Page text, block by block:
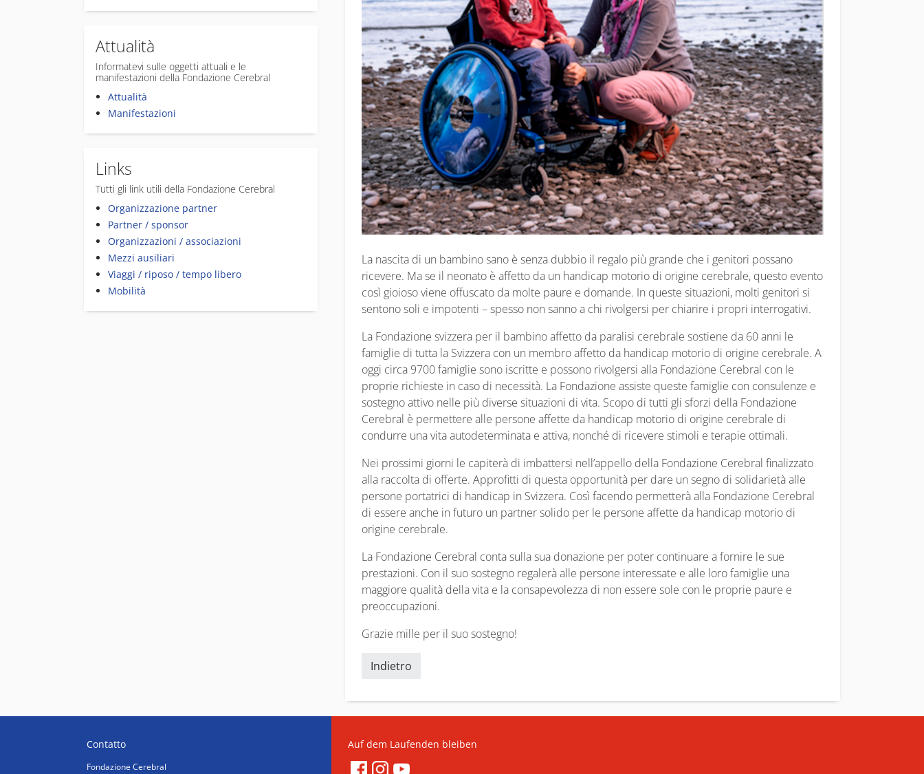
Attualità
Informatevi sulle oggetti attuali e le
manifestazioni della Fondazione Cerebral
Attualità
Manifestazioni
Links
Tutti gli link utili della Fondazione Cerebral
Organizzazione partner
Partner / sponsor
Organizzazioni / associazioni
Mezzi ausiliari
Viaggi / riposo / tempo libero
Mobilità
La nascita di un bambino sano è senza dubbio il regalo più grande che i genitori possano
ricevere. Ma se il neonato è affetto da un handicap motorio di origine cerebrale, questo evento
così gioioso viene offuscato da molte paure e domande. In queste situazioni, molti genitori si
sentono soli e impotenti – spesso non sanno a chi rivolgersi per chiarire i propri interrogativi.
La Fondazione svizzera per il bambino affetto da paralisi cerebrale sostiene da 60 anni le
famiglie di tutta la Svizzera con un membro affetto da handicap motorio di origine cerebrale. A
oggi circa 9700 famiglie sono iscritte e possono rivolgersi alla Fondazione Cerebral con le
proprie richieste in caso di necessità. La Fondazione assiste queste famiglie con consulenze e
sostegno attivo nelle più diverse situazioni di vita. Scopo di tutti gli sforzi della Fondazione
Cerebral è permettere alle persone affette da handicap motorio di origine cerebrale di
condurre una vita autodeterminata e attiva, nonché di ricevere stimoli e terapie ottimali.
Nei prossimi giorni le capiterà di imbattersi nell’appello della Fondazione Cerebral finalizzato
alla raccolta di offerte. Approfitti di questa opportunità per dare un segno di solidarietà alle
persone portatrici di handicap in Svizzera. Così facendo permetterà alla Fondazione Cerebral
di essere anche in futuro un partner solido per le persone affette da handicap motorio di
origine cerebrale.
La Fondazione Cerebral conta sulla sua donazione per poter continuare a fornire le sue
prestazioni. Con il suo sostegno regalerà alle persone interessate e alle loro famiglie una
maggiore qualità della vita e la consapevolezza di non essere sole con le proprie paure e
preoccupazioni.
Grazie mille per il suo sostegno!
Indietro
Contatto
Fondazione Cerebral
Auf dem Laufenden bleiben